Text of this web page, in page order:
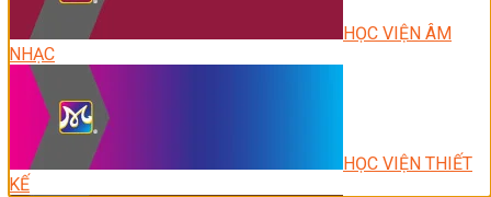
HỌC VIỆN ÂM
NHẠC
HỌC VIỆN THIẾT
KẾ